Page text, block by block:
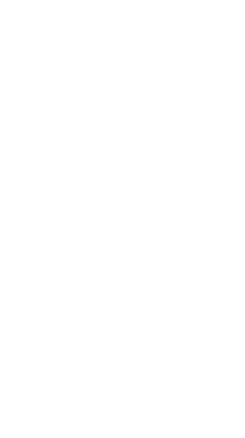
và Du lịch Lâm Đồng.
Lâm Đồng
tâm Hành chính tỉnh
Xuân Hương - Đà Lạt,